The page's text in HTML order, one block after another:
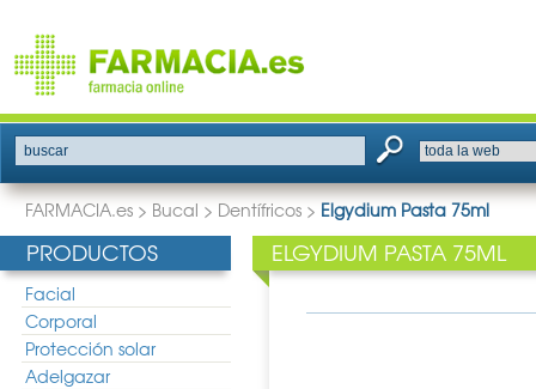
buscar
FARMACIA.es > Bucal > Dentífricos > Elgydium Pasta 75ml
PRODUCTOS
Facial
Corporal
Protección solar
Adelgazar
ELGYDIUM PASTA 75ML